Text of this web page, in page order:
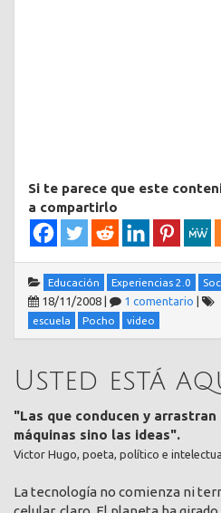
Si te parece que este
a compartirlo
Educación Experiencias 2.0
18/11/2008 | 1 comentario |
escuela
Pocho video
Usted está
"Las que conducen y
máquinas sino las ideas".
Victor Hugo, poeta, político e
La tecnología no comienza ni